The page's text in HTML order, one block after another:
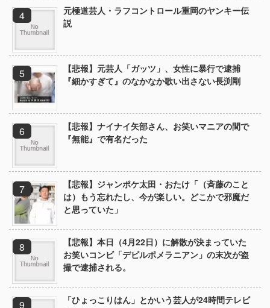
元極道芸人・ラフコントロール重岡のヤンキー伝
説
【悲報】元芸人「ガッツ」、女性に暴行で逮捕
『細かすぎて』のなかなか歌い出さない長渕剛
【悲報】ナイナイ矢部さん、お笑いマニアの間で
『無能』で有名だった
【悲報】ジャンポケ太田・おたけ「（斉藤のこと
は）もう忘れたし、今が楽しい。どこかで邪魔だ
と思っていた」
【悲報】本日（4月22日）に解散が決まっていた
お笑いコンビ「デビルポメラニアン」の末次が盗
撮で逮捕される。
「ひょっこりはん」とかいう芸人が24時間テレビ